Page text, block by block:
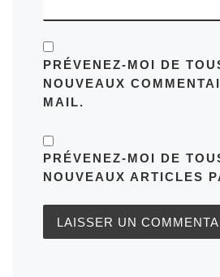
PRÉVENEZ-MOI DE
NOUVEAUX
MAIL.
PRÉVENEZ-MOI DE
NOUVEAUX ARTICLES